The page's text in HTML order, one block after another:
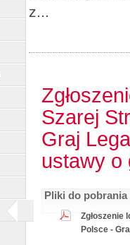
z...
Szarej
Graj
ustawy o
Pliki do pobrania
Zgłoszenie
Polsce -